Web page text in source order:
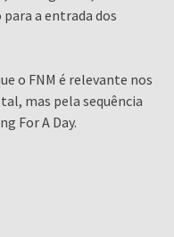
a entrada dos
o FNM é relevante nos
mas pela sequência
For A Day.